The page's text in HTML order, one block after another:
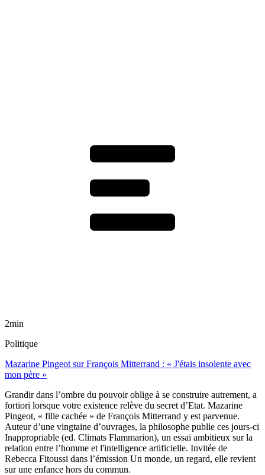
2min
Politique
Mazarine Pingeot sur François Mitterrand : « J'étais insolente avec
mon père »
Grandir dans l’ombre du pouvoir oblige à se construire autrement, a
fortiori lorsque votre existence relève du secret d’Etat. Mazarine
Pingeot, « fille cachée » de François Mitterrand y est parvenue.
Auteur d’une vingtaine d’ouvrages, la philosophe publie ces jours-ci
Inappropriable (ed. Climats Flammarion), un essai ambitieux sur la
relation entre l’homme et l'intelligence artificielle. Invitée de
Rebecca Fitoussi dans l’émission Un monde, un regard, elle revient
sur une enfance hors du commun.